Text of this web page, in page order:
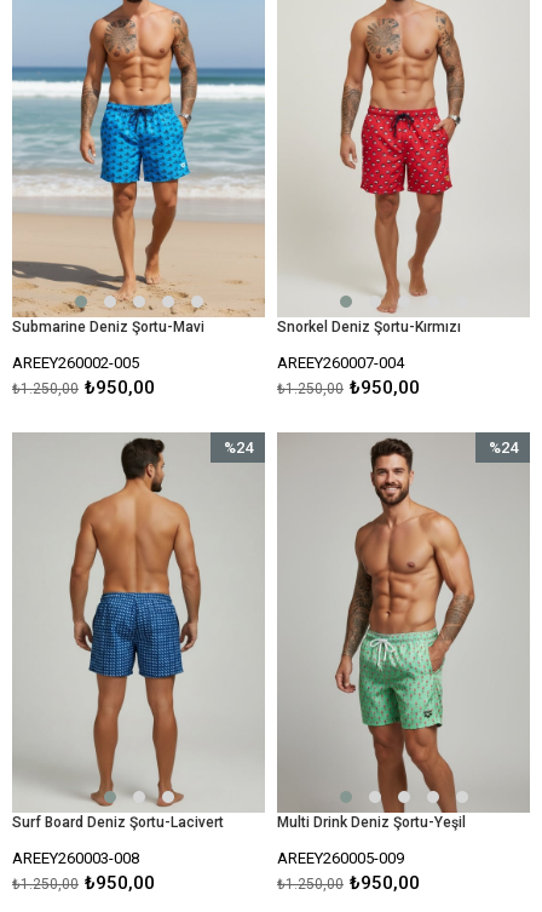
Submarine Deniz Şortu-Mavi
AREEY260002-005
₺950,00
₺1.250,00
Snorkel Deniz Şortu-Kırmızı
AREEY260007-004
₺950,00
₺1.250,00
Surf Board Deniz Şortu-Lacivert
AREEY260003-008
₺950,00
₺1.250,00
%24
Multi Drink Deniz Şortu-Yeşil
AREEY260005-009
₺950,00
₺1.250,00
%24